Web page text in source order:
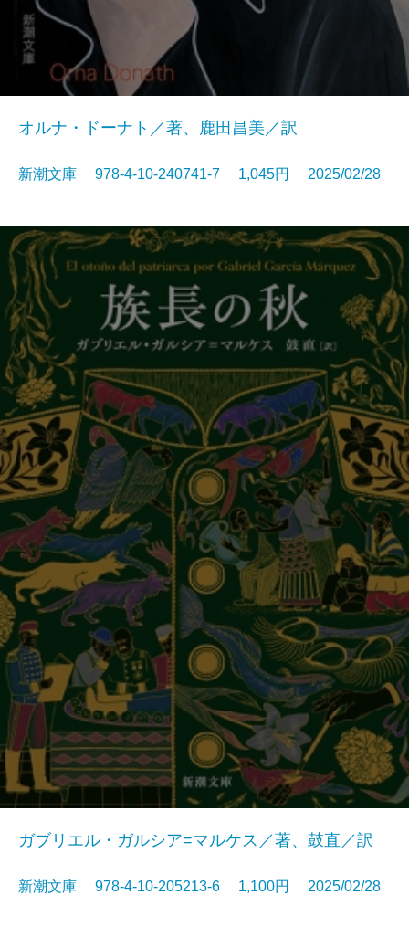
オルナ・ドーナト／著、鹿田昌美／訳
新潮文庫 978-4-10-240741-7 1,045円 2025/02/28
ガブリエル・ガルシア=マルケス／著、鼓直／訳
新潮文庫 978-4-10-205213-6 1,100円 2025/02/28